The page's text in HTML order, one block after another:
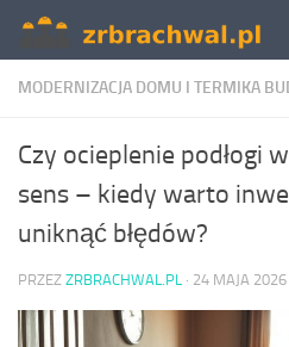
Skip to content
MODERNIZACJA DOMU I TERMIKA
Czy ocieplenie podłogi
sens – kiedy warto
uniknąć błędów?
PRZEZ ZRBRACHWAL.PL · 24 MAJA 2026